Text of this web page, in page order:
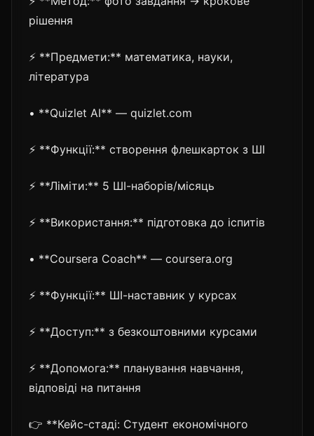
рішення
⚡ **Предмети:** математика, науки,
література
• **Quizlet AI** — quizlet.com
⚡ **Функції:** створення флешкарток з ШІ
⚡ **Ліміти:** 5 ШІ-наборів/місяць
⚡ **Використання:** підготовка до іспитів
• **Coursera Coach** — coursera.org
⚡ **Функції:** ШІ-наставник у курсах
⚡ **Доступ:** з безкоштовними курсами
⚡ **Допомога:** планування навчання,
відповіді на питання
👉 **Кейс-стаді: Студент економічного